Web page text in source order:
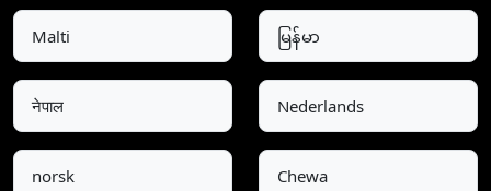
Malti မြန်မာ
नेपाल Nederlands
norsk Chewa